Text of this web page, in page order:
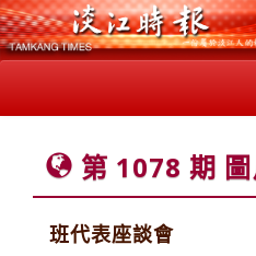
第 1078 期
班代表座談會